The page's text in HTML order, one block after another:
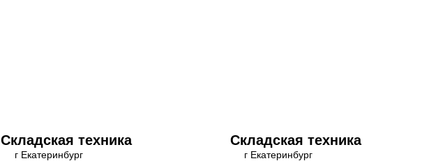
Складская техника
г Екатеринбург
Складская техника
г Екатеринбург